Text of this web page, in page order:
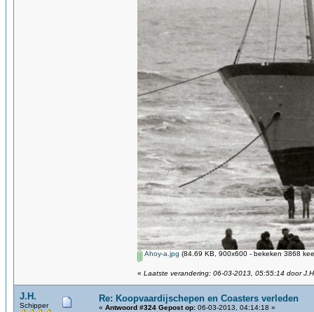
Ahoy-a.jpg (84.69 KB, 900x600 - bekeken 3868
« Laatste verandering: 06-03-2013, 05:55:14 door
J.H.
Schipper
Re: Koopvaardijschepen en Coasters verleden
« Antwoord #324 Gepost op: 06-03-2013, 04:14:18 »